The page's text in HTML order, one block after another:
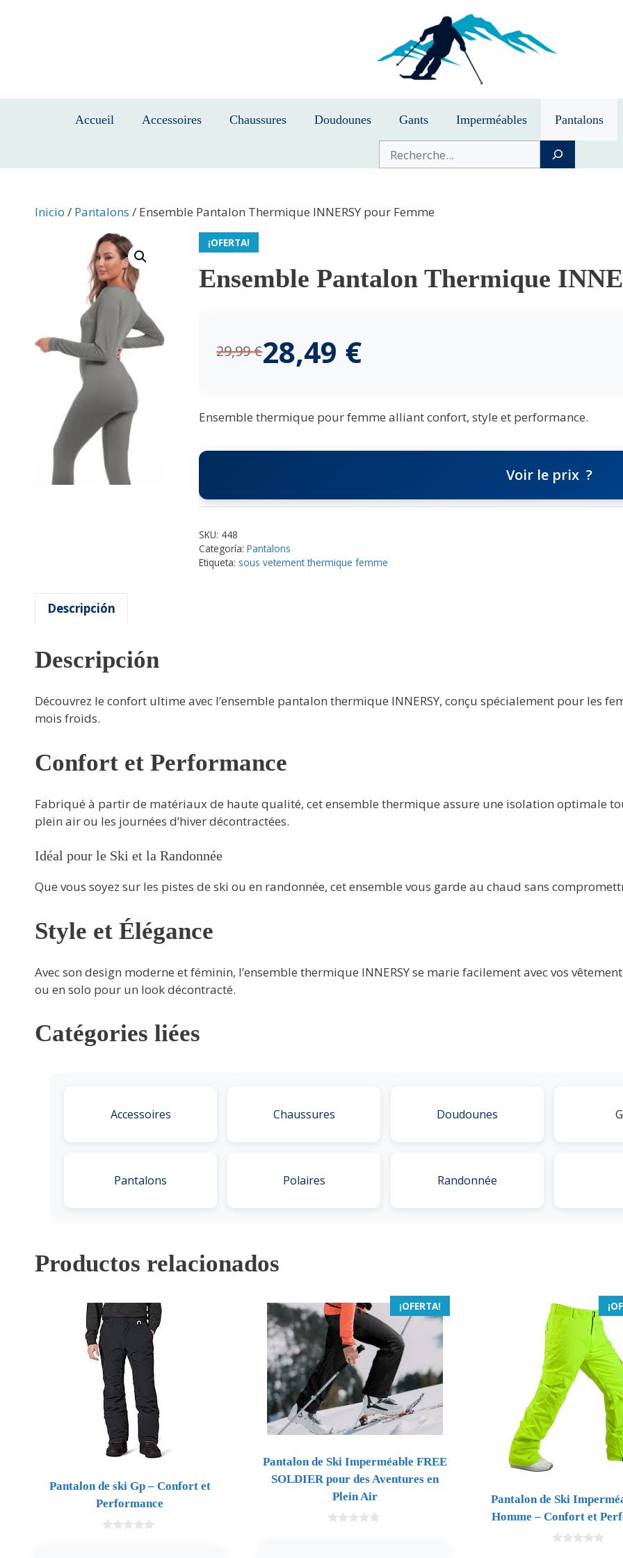
Accueil Accessoires Chaussures Doudounes Gants Imperméables Pantalons
Buscar
Inicio / Pantalons / Ensemble Pantalon Thermique INNERSY pour Femme
¡OFERTA!
Ensemble Pantalon Thermique
29,99€28,49 €
Ensemble thermique pour femme alliant confort, style et performance.
Voir le prix
SKU: 448
Categoría:Pantalons
Etiqueta: sous vetement thermique femme
Descripción
Descripción
Découvrez le confort ultime avec l’ensemble pantalon thermique INNERSY, conçu spécialement pour les
mois froids.
Confort et Performance
Fabriqué à partir de matériaux de haute qualité, cet ensemble thermique assure une isolation optimale
plein air ou les journées d’hiver décontractées.
Idéal pour le Ski et la Randonnée
Que vous soyez sur les pistes de ski ou en randonnée, cet ensemble vous garde au chaud sans
Style et Élégance
Avec son design moderne et féminin, l’ensemble thermique INNERSY se marie facilement avec vos
ou en solo pour un look décontracté.
Catégories liées
Accessoires Chaussures Doudounes
Pantalons Polaires Randonnée
Productos relacionados
Pantalon de ski Gp – Confort et
Performance
¡OFERTA!
Pantalon de Ski Imperméable FREE
SOLDIER pour des Aventures en
Plein Air
Pantalon de Ski
Homme – Confort et